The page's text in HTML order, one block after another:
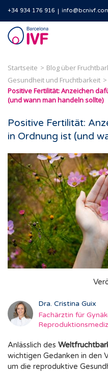
+34 934 176 916
Barcelona
IVF
Startseite
Blog über
Gesundheit und Fruchtbarkeit
Positive Fertilität: Anzeichen
(und wann man handeln sollte)
Positive Fertilität:
in Ordnung ist (und
Dra. Cristina Guix
Fachärztin für
Anlässlich des
wichtigen Gedanken in den
um die reproduktive